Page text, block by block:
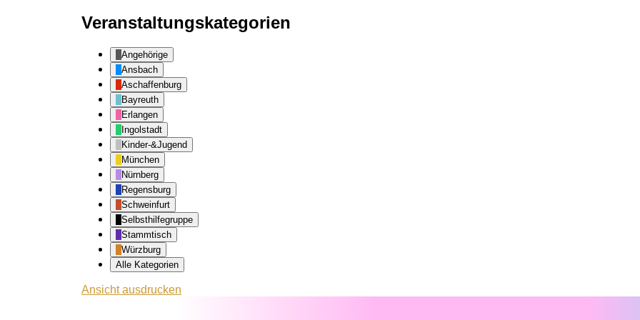
Veranstaltungskategorien
Angehörige
Ansbach
Aschaffenburg
Bayreuth
Erlangen
Ingolstadt
Kinder-&Jugend
München
Nürnberg
Regensburg
Schweinfurt
Selbsthilfegruppe
Stammtisch
Würzburg
Alle Kategorien
Ansichtausdrucken